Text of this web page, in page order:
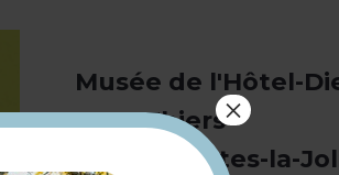
Musée de l'Hôtel-
1 rue Thiers
78200 Mantes-la-
×